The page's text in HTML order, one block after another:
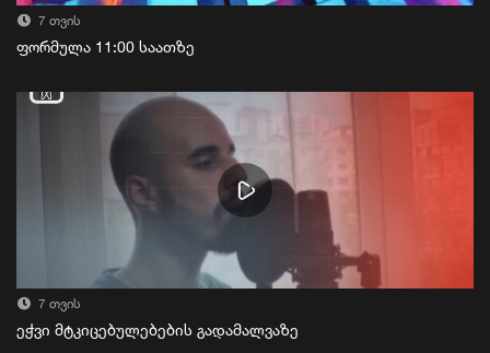
7 თვის
ფორმულა 11:00 საათზე
7 თვის
ეჭვი მტკიცებულებების გადამალვაზე